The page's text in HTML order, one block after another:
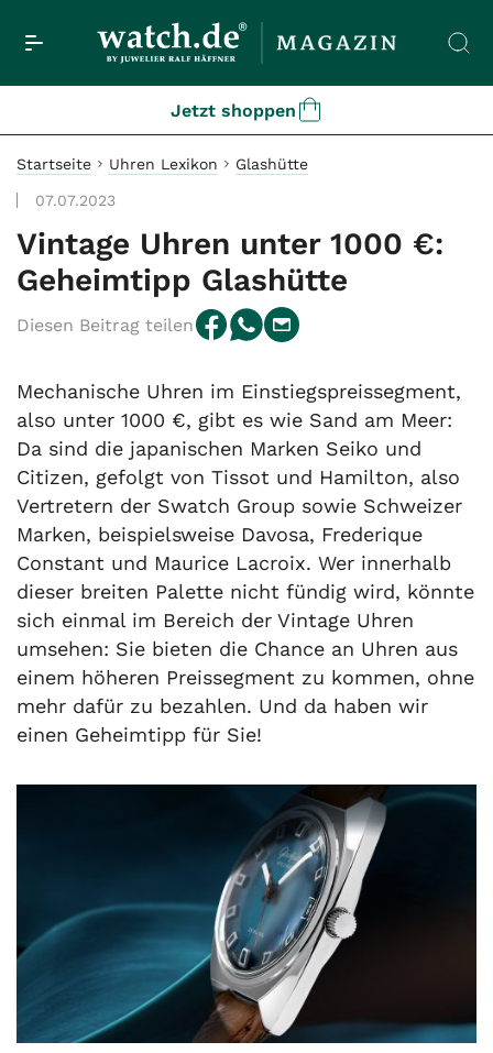
Jetzt shoppen
Startseite Uhren Lexikon Glashütte
07.07.2023
Vintage Uhren unter 1000 €:
Geheimtipp Glashütte
Diesen Beitrag teilen
Mechanische Uhren im Einstiegspreissegment,
also unter 1000 €, gibt es wie Sand am Meer:
Da sind die japanischen Marken Seiko und
Citizen, gefolgt von Tissot und Hamilton, also
Vertretern der Swatch Group sowie Schweizer
Marken, beispielsweise Davosa, Frederique
Constant und Maurice Lacroix. Wer innerhalb
dieser breiten Palette nicht fündig wird, könnte
sich einmal im Bereich der Vintage Uhren
umsehen: Sie bieten die Chance an Uhren aus
einem höheren Preissegment zu kommen, ohne
mehr dafür zu bezahlen. Und da haben wir
einen Geheimtipp für Sie!